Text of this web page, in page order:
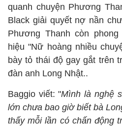
quanh chuyện Phương
Black giải quyết nợ nần
Phương Thanh còn
hiệu "Nữ hoàng nhiều
bày tỏ thái độ gay gắt trên
đàn anh Long Nhật..
Baggio viết: "Mình là nghệ
lớn chưa bao giờ biết bà
thấy mỗi lần có chấn động